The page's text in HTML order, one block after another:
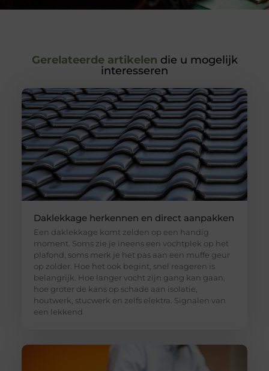
Gerelateerde artikelen die u mogelijk
interesseren
Daklekkage herkennen en direct aanpakken
Een daklekkage komt zelden op een handig
moment. Soms zie je ineens een vochtplek op het
plafond, soms merk je het pas aan een muffe geur
op zolder. Hoe het ook begint, snel reageren is
belangrijk. Hoe langer vocht zijn gang kan gaan,
hoe groter de kans op schade aan isolatie,
houtwerk, stucwerk en zelfs elektra. Signalen van
een lekkend